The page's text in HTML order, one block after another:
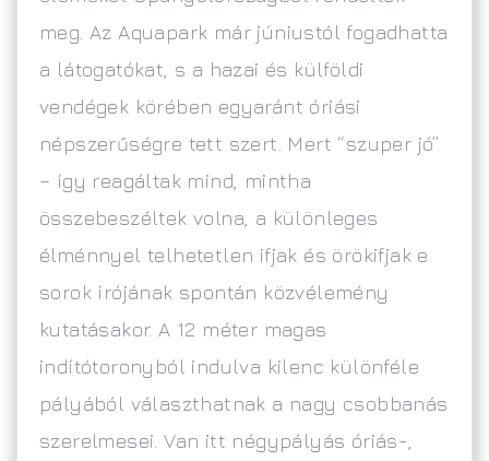
meg. Az Aquapark már júniustól fogadhatta
a látogatókat, s a hazai és külföldi
vendégek körében egyaránt óriási
népszerűségre tett szert. Mert “szuper jó”
– így reagáltak mind, mintha
összebeszéltek volna, a különleges
élménnyel telhetetlen ifjak és örökifjak e
sorok írójának spontán közvélemény
kutatásakor. A 12 méter magas
indítótoronyból indulva kilenc különféle
pályából választhatnak a nagy csobbanás
szerelmesei. Van itt négypályás óriás-,